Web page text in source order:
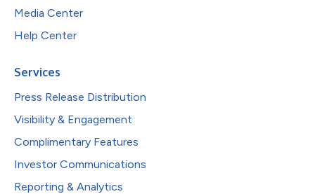
Media Center
Help Center
Services
Press Release Distribution
Visibility & Engagement
Complimentary Features
Investor Communications
Reporting & Analytics